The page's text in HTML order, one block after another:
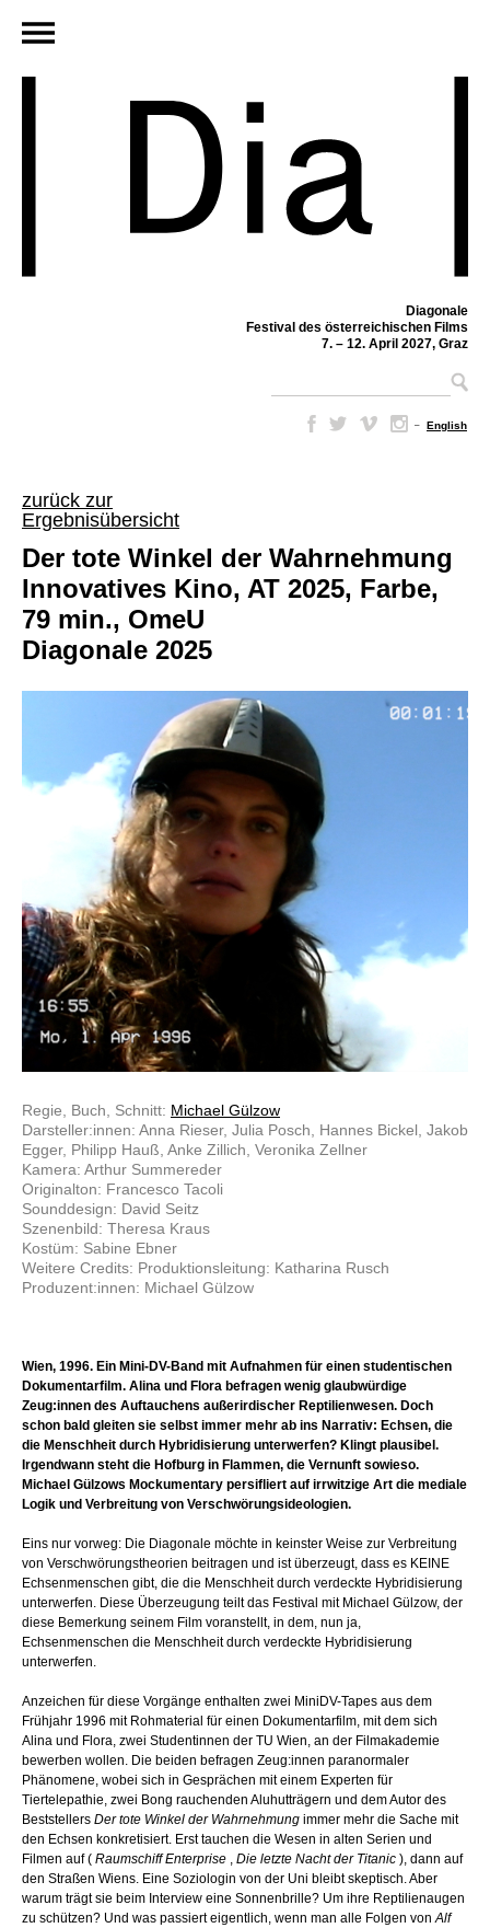
Diagonale
Festival des österreichischen Films
7. – 12. April 2027, Graz
– English
zurück zur
Ergebnisübersicht
Der tote Winkel der Wahrnehmung
Innovatives Kino, AT 2025, Farbe,
79 min., OmeU
Diagonale 2025
Regie, Buch, Schnitt: Michael Gülzow
Darsteller:innen: Anna Rieser, Julia Posch, Hannes Bickel, Jakob
Egger, Philipp Hauß, Anke Zillich, Veronika Zellner
Kamera: Arthur Summereder
Originalton: Francesco Tacoli
Sounddesign: David Seitz
Szenenbild: Theresa Kraus
Kostüm: Sabine Ebner
Weitere Credits: Produktionsleitung: Katharina Rusch
Produzent:innen: Michael Gülzow
Wien, 1996. Ein Mini-DV-Band mit Aufnahmen für einen studentischen
Dokumentarfilm. Alina und Flora befragen wenig glaubwürdige
Zeug:innen des Auftauchens außerirdischer Reptilienwesen. Doch
schon bald gleiten sie selbst immer mehr ab ins Narrativ: Echsen, die
die Menschheit durch Hybridisierung unterwerfen? Klingt plausibel.
Irgendwann steht die Hofburg in Flammen, die Vernunft sowieso.
Michael Gülzows Mockumentary persifliert auf irrwitzige Art die mediale
Logik und Verbreitung von Verschwörungsideologien.
Eins nur vorweg: Die Diagonale möchte in keinster Weise zur Verbreitung
von Verschwörungstheorien beitragen und ist überzeugt, dass es KEINE
Echsenmenschen gibt, die die Menschheit durch verdeckte Hybridisierung
unterwerfen. Diese Überzeugung teilt das Festival mit Michael Gülzow, der
diese Bemerkung seinem Film voranstellt, in dem, nun ja,
Echsenmenschen die Menschheit durch verdeckte Hybridisierung
unterwerfen.
Anzeichen für diese Vorgänge enthalten zwei MiniDV-Tapes aus dem
Frühjahr 1996 mit Rohmaterial für einen Dokumentarfilm, mit dem sich
Alina und Flora, zwei Studentinnen der TU Wien, an der Filmakademie
bewerben wollen. Die beiden befragen Zeug:innen paranormaler
Phänomene, wobei sich in Gesprächen mit einem Experten für
Tiertelepathie, zwei Bong rauchenden Aluhutträgern und dem Autor des
Beststellers Der tote Winkel der Wahrnehmung immer mehr die Sache mit
den Echsen konkretisiert. Erst tauchen die Wesen in alten Serien und
Filmen auf ( Raumschiff Enterprise , Die letzte Nacht der Titanic ), dann auf
den Straßen Wiens. Eine Soziologin von der Uni bleibt skeptisch. Aber
warum trägt sie beim Interview eine Sonnenbrille? Um ihre Reptilienaugen
zu schützen? Und was passiert eigentlich, wenn man alle Folgen vonAlf